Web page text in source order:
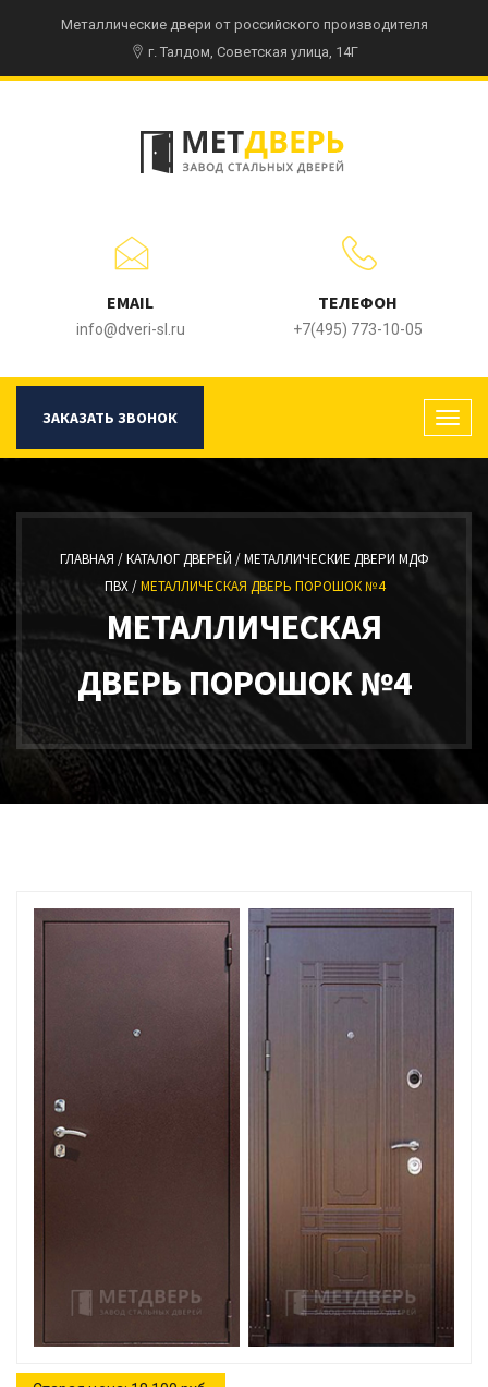
Металлические двери от российского производителя
г. Талдом, Советская улица, 14Г
EMAIL
info@dveri-sl.ru
ТЕЛЕФОН
+7(495) 773-10-05
ЗАКАЗАТЬ ЗВОНОК
ГЛАВНАЯ /КАТАЛОГ ДВЕРЕЙ /МЕТАЛЛИЧЕСКИЕ ДВЕРИ МДФ
ПВХ /МЕТАЛЛИЧЕСКАЯ ДВЕРЬ ПОРОШОК №4
МЕТАЛЛИЧЕСКАЯ
ДВЕРЬ ПОРОШОК №4